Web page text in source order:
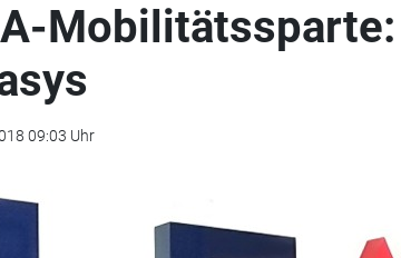
09:03 Uhr